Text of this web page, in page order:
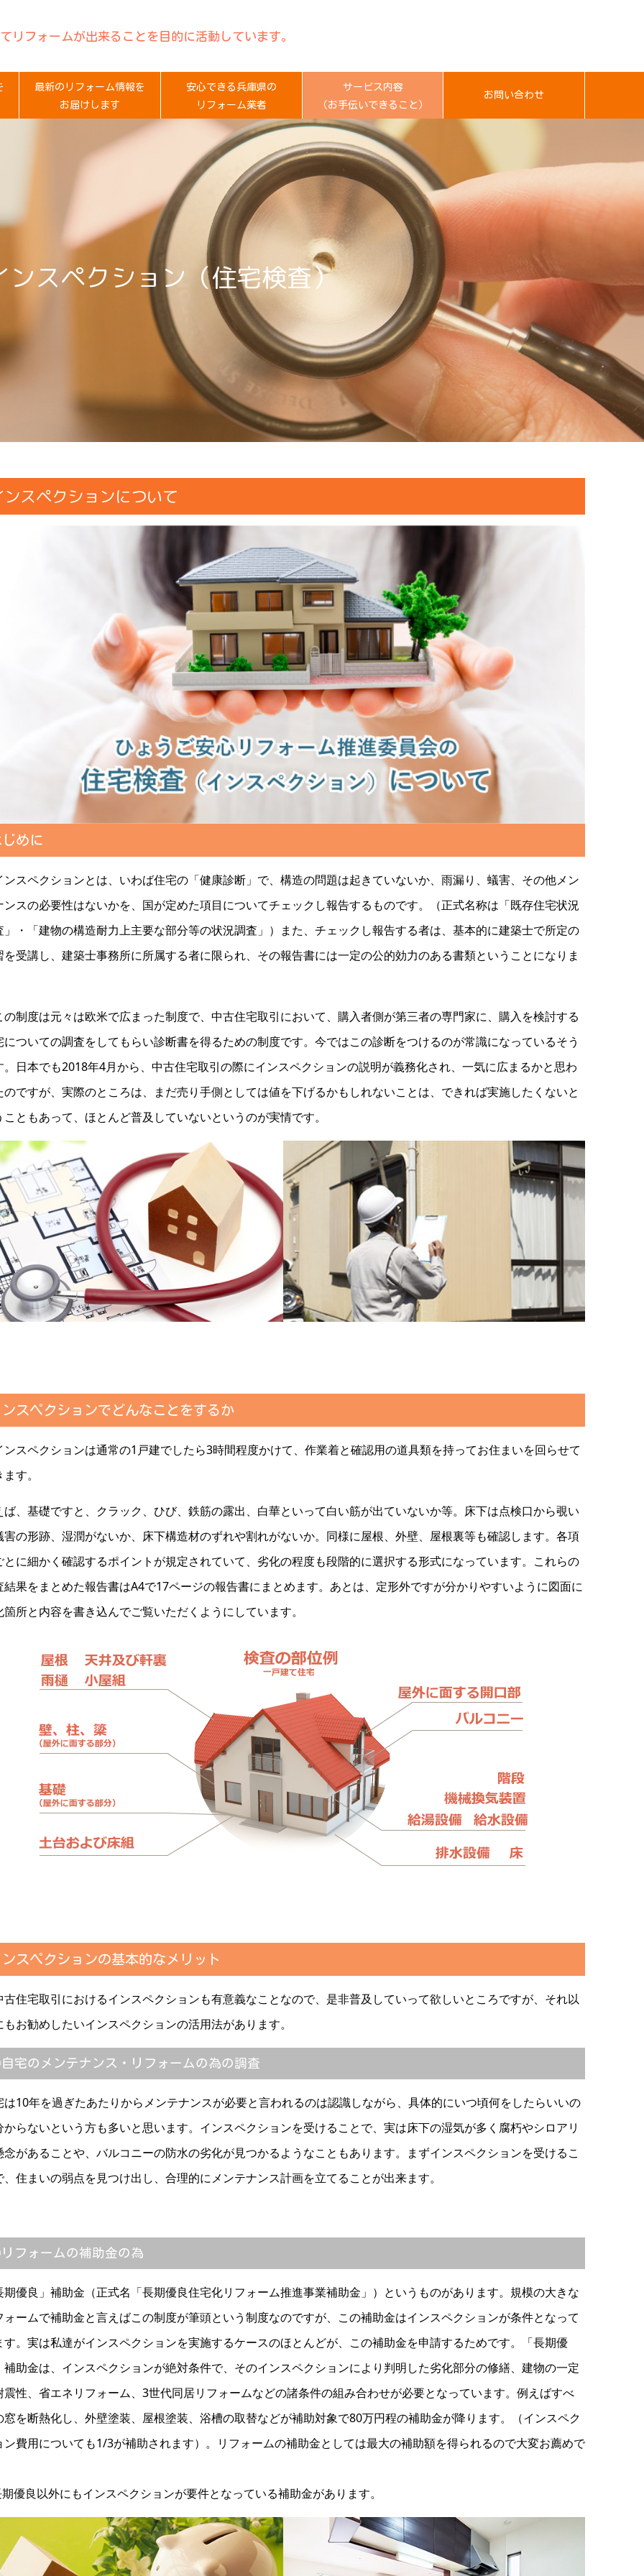
リフォームが出来ることを目的に活動しています。
最新のリフォーム情報を
お届けします
安心できる兵庫県の
リフォーム業者
サービス内容
（お手伝いできること）
お問い合わせ
ンスペクション（住宅検査）
ンスペクションについて
じめに
スペクションとは、いわば住宅の「健康診断」で、構造の問題は起きていないか、雨漏り、蟻害、その他メン
ンスの必要性はないかを、国が定めた項目についてチェックし報告するものです。（正式名称は「既存住宅状況
」・「建物の構造耐力上主要な部分等の状況調査」）また、チェックし報告する者は、基本的に建築士で所定の
を受講し、建築士事務所に所属する者に限られ、その報告書には一定の公的効力のある書類ということになりま
制度は元々は欧米で広まった制度で、中古住宅取引において、購入者側が第三者の専門家に、購入を検討する
についての調査をしてもらい診断書を得るための制度です。今ではこの診断をつけるのが常識になっているそう
。日本でも2018年4月から、中古住宅取引の際にインスペクションの説明が義務化され、一気に広まるかと思わ
のですが、実際のところは、まだ売り手側としては値を下げるかもしれないことは、できれば実施したくないと
こともあって、ほとんど普及していないというのが実情です。
ンスペクションでどんなことをするか
スペクションは通常の1戸建でしたら3時間程度かけて、作業着と確認用の道具類を持ってお住まいを回らせて
す。
ば、基礎ですと、クラック、ひび、鉄筋の露出、白華といって白い筋が出ていないか等。床下は点検口から覗い
害の形跡、湿潤がないか、床下構造材のずれや割れがないか。同様に屋根、外壁、屋根裏等も確認します。各項
とに細かく確認するポイントが規定されていて、劣化の程度も段階的に選択する形式になっています。これらの
結果をまとめた報告書はA4で17ページの報告書にまとめます。あとは、定形外ですが分かりやすいように図面に
箇所と内容を書き込んでご覧いただくようにしています。
ンスペクションの基本的なメリット
住宅取引におけるインスペクションも有意義なことなので、是非普及していって欲しいところですが、それ以
もお勧めしたいインスペクションの活用法があります。
自宅のメンテナンス・リフォームの為の調査
は10年を過ぎたあたりからメンテナンスが必要と言われるのは認識しながら、具体的にいつ頃何をしたらいいの
からないという方も多いと思います。インスペクションを受けることで、実は床下の湿気が多く腐朽やシロアリ
念があることや、バルコニーの防水の劣化が見つかるようなこともあります。まずインスペクションを受けるこ
、住まいの弱点を見つけ出し、合理的にメンテナンス計画を立てることが出来ます。
フォームの補助金の為
期優良」補助金（正式名「長期優良住宅化リフォーム推進事業補助金」）というものがあります。規模の大きな
ォームで補助金と言えばこの制度が筆頭という制度なのですが、この補助金はインスペクションが条件となって
す。実は私達がインスペクションを実施するケースのほとんどが、この補助金を申請するためです。「長期優
補助金は、インスペクションが絶対条件で、そのインスペクションにより判明した劣化部分の修繕、建物の一定
震性、省エネリフォーム、3世代同居リフォームなどの諸条件の組み合わせが必要となっています。例えばすべ
窓を断熱化し、外壁塗装、屋根塗装、浴槽の取替などが補助対象で80万円程の補助金が降ります。（インスペク
ン費用についても1/3が補助されます）。リフォームの補助金としては最大の補助額を得られるので大変お薦めで
優良以外にもインスペクションが要件となっている補助金があります。